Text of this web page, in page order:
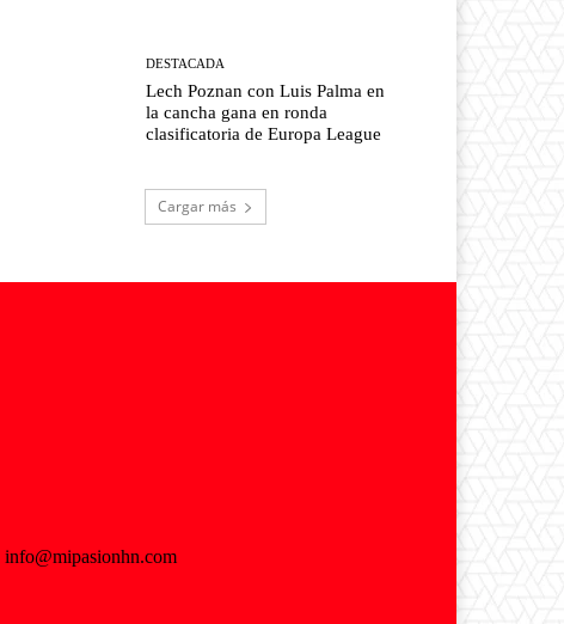
DESTACADA
Lech Poznan con Luis Palma en
la cancha gana en ronda
clasificatoria de Europa League
Cargar más
info@mipasionhn.com